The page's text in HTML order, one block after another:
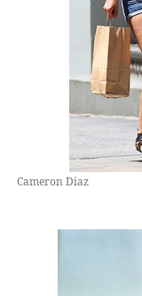
Cameron Diaz